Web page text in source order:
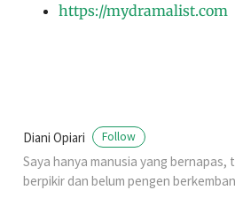
https://mydramalist.com
Diani Opiari Follow
Saya hanya manusia yang bernapas,
berpikir dan belum pengen